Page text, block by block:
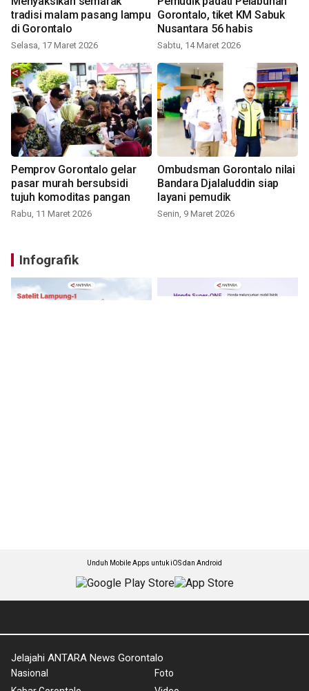
tradisi malam pasang lampu
di Gorontalo
Selasa, 17 Maret 2026
Gorontalo, tiket KM Sabuk
Nusantara 56 habis
Sabtu, 14 Maret 2026
Pemprov Gorontalo gelar
pasar murah bersubsidi
tujuh komoditas pangan
Rabu, 11 Maret 2026
Ombudsman Gorontalo nilai
Bandara Djalaluddin siap
layani pemudik
Senin, 9 Maret 2026
Infografik
Unduh Mobile Apps untuk iOS dan Android
Jelajahi ANTARA News Gorontalo
Nasional
Foto